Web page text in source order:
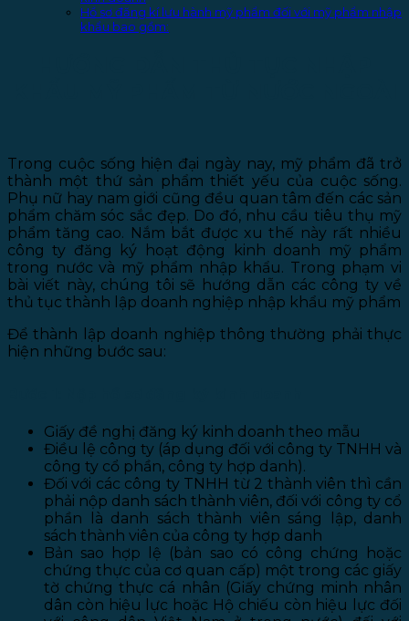
Hồ sơ đăng kí lưu hành mỹ phẩm đối với mỹ phẩm nhập
khẩu bao gồm:
Trong cuộc sống hiện đại ngày nay, mỹ phẩm đã trở
thành một thứ sản phẩm thiết yếu của cuộc sống.
Phụ nữ hay nam giới cũng đều quan tâm đến các sản
phẩm chăm sóc sắc đẹp. Do đó, nhu cầu tiêu thụ mỹ
phẩm tăng cao. Nắm bắt được xu thế này rất nhiều
công ty đăng ký hoạt động kinh doanh mỹ phẩm
trong nước và mỹ phẩm nhập khẩu. Trong phạm vi
bài viết này, chúng tôi sẽ hướng dẫn các công ty về
thủ tục thành lập doanh nghiệp nhập khẩu mỹ phẩm
Để thành lập doanh nghiệp thông thường phải thực
hiện những bước sau:
Giấy đề nghị đăng ký kinh doanh theo mẫu
Điều lệ công ty (áp dụng đối với công ty TNHH và
công ty cổ phần, công ty hợp danh).
Đối với các công ty TNHH từ 2 thành viên thì cần
phải nộp danh sách thành viên, đối với công ty cổ
phần là danh sách thành viên sáng lập, danh
sách thành viên của công ty hợp danh
Bản sao hợp lệ (bản sao có công chứng hoặc
chứng thực của cơ quan cấp) một trong các giấy
tờ chứng thực cá nhân (Giấy chứng minh nhân
dân còn hiệu lực hoặc Hộ chiếu còn hiệu lực đối